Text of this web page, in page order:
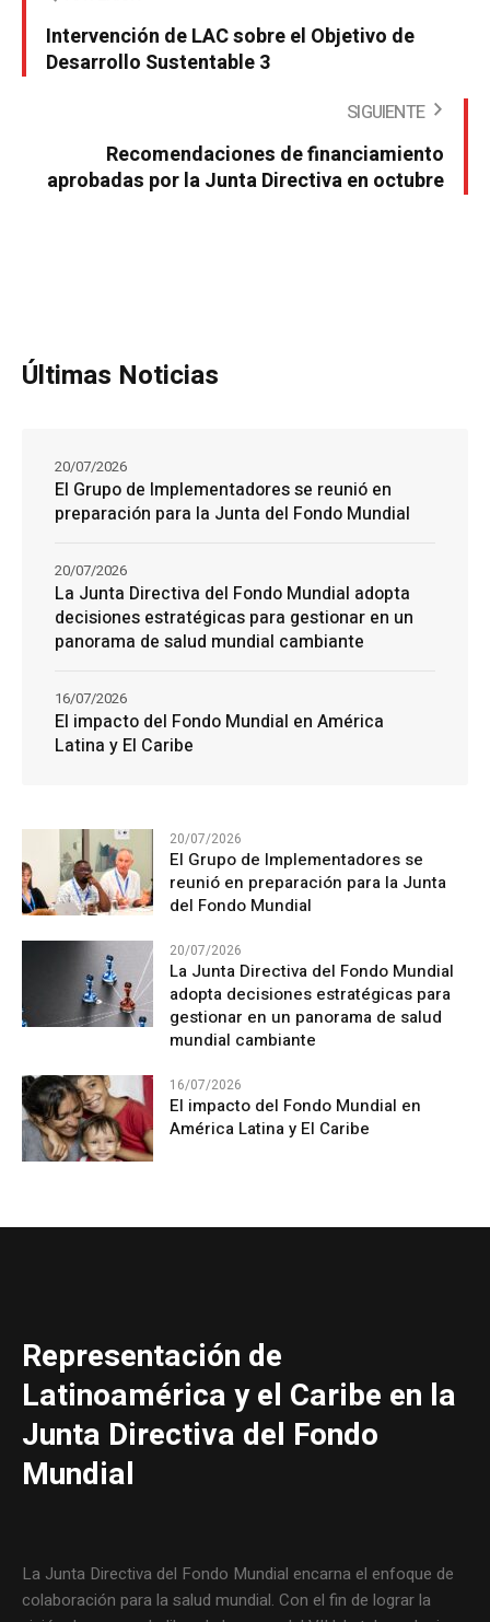
Intervención de LAC sobre el Objetivo de
Desarrollo Sustentable 3
SIGUIENTE
Recomendaciones de financiamiento
aprobadas por la Junta Directiva en octubre
Últimas Noticias
El Grupo de Implementadores se reunió en
preparación para la Junta del Fondo Mundial
20/07/2026
La Junta Directiva del Fondo Mundial adopta
decisiones estratégicas para gestionar en un
panorama de salud mundial cambiante
20/07/2026
El impacto del Fondo Mundial en América
Latina y El Caribe
16/07/2026
20/07/2026
El Grupo de Implementadores se
reunió en preparación para la Junta
del Fondo Mundial
20/07/2026
La Junta Directiva del Fondo Mundial
adopta decisiones estratégicas para
gestionar en un panorama de salud
mundial cambiante
16/07/2026
El impacto del Fondo Mundial en
América Latina y El Caribe
Representación de
Latinoamérica y el Caribe en la
Junta Directiva del Fondo
Mundial
La Junta Directiva del Fondo Mundial encarna el enfoque de
colaboración para la salud mundial. Con el fin de lograr la